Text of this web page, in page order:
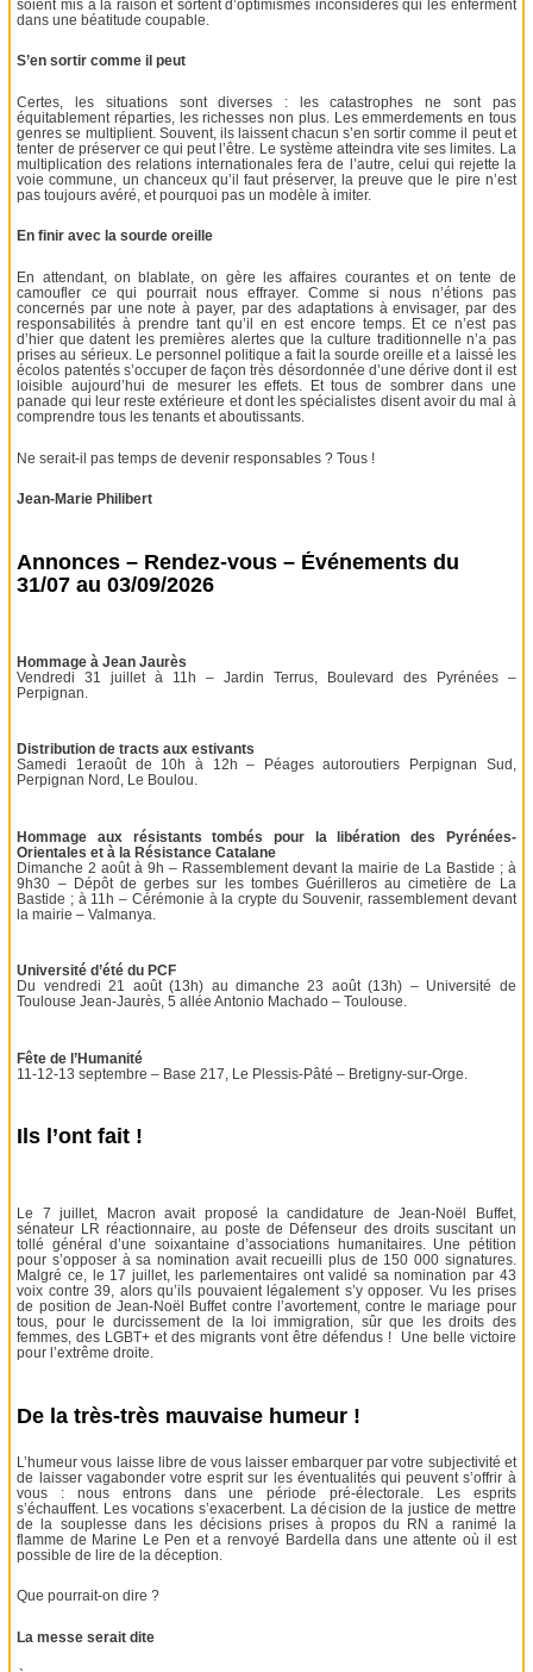
soient mis à la raison et sortent d’optimismes inconsidérés qui les enferment
dans une béatitude coupable.
S’en sortir comme il peut
Certes, les situations sont diverses : les catastrophes ne sont pas
équitablement réparties, les richesses non plus. Les emmerdements en tous
genres se multiplient. Souvent, ils laissent chacun s’en sortir comme il peut et
tenter de préserver ce qui peut l’être. Le système atteindra vite ses limites. La
multiplication des relations internationales fera de l’autre, celui qui rejette la
voie commune, un chanceux qu’il faut préserver, la preuve que le pire n’est
pas toujours avéré, et pourquoi pas un modèle à imiter.
En finir avec la sourde oreille
En attendant, on blablate, on gère les affaires courantes et on tente de
camoufler ce qui pourrait nous effrayer. Comme si nous n’étions pas
concernés par une note à payer, par des adaptations à envisager, par des
responsabilités à prendre tant qu’il en est encore temps. Et ce n’est pas
d’hier que datent les premières alertes que la culture traditionnelle n’a pas
prises au sérieux. Le personnel politique a fait la sourde oreille et a laissé les
écolos patentés s’occuper de façon très désordonnée d’une dérive dont il est
loisible aujourd’hui de mesurer les effets. Et tous de sombrer dans une
panade qui leur reste extérieure et dont les spécialistes disent avoir du mal à
comprendre tous les tenants et aboutissants.
Ne serait-il pas temps de devenir responsables ? Tous !
Jean-Marie Philibert
Annonces – Rendez-vous – Événements du
31/07 au 03/09/2026
Hommage à Jean Jaurès
Vendredi 31 juillet à 11h – Jardin Terrus, Boulevard des Pyrénées –
Perpignan.
Distribution de tracts aux estivants
Samedi 1eraoût de 10h à 12h – Péages autoroutiers Perpignan Sud,
Perpignan Nord, Le Boulou.
Hommage aux résistants tombés pour la libération des Pyrénées-
Orientales et à la Résistance Catalane
Dimanche 2 août à 9h – Rassemblement devant la mairie de La Bastide ; à
9h30 – Dépôt de gerbes sur les tombes Guérilleros au cimetière de La
Bastide ; à 11h – Cérémonie à la crypte du Souvenir, rassemblement devant
la mairie – Valmanya.
Université d’été du PCF
Du vendredi 21 août (13h) au dimanche 23 août (13h) – Université de
Toulouse Jean-Jaurès, 5 allée Antonio Machado – Toulouse.
Fête de l’Humanité
11-12-13 septembre – Base 217, Le Plessis-Pâté – Bretigny-sur-Orge.
Ils l’ont fait !
Le 7 juillet, Macron avait proposé la candidature de Jean-Noël Buffet,
sénateur LR réactionnaire, au poste de Défenseur des droits suscitant un
tollé général d’une soixantaine d’associations humanitaires. Une pétition
pour s’opposer à sa nomination avait recueilli plus de 150 000 signatures.
Malgré ce, le 17 juillet, les parlementaires ont validé sa nomination par 43
voix contre 39, alors qu’ils pouvaient légalement s’y opposer. Vu les prises
de position de Jean-Noël Buffet contre l’avortement, contre le mariage pour
tous, pour le durcissement de la loi immigration, sûr que les droits des
femmes, des LGBT+ et des migrants vont être défendus ! Une belle victoire
pour l’extrême droite.
De la très-très mauvaise humeur !
L’humeur vous laisse libre de vous laisser embarquer par votre subjectivité et
de laisser vagabonder votre esprit sur les éventualités qui peuvent s’offrir à
vous : nous entrons dans une période pré-électorale. Les esprits
s’échauffent. Les vocations s’exacerbent. La décision de la justice de mettre
de la souplesse dans les décisions prises à propos du RN a ranimé la
flamme de Marine Le Pen et a renvoyé Bardella dans une attente où il est
possible de lire de la déception.
Que pourrait-on dire ?
La messe serait dite